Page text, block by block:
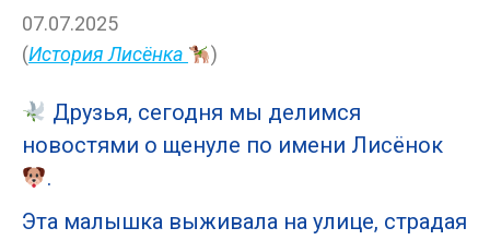
07.07.2025
(История Лисёнка )
Друзья, сегодня мы делимся
новостями о щенуле по имени Лисёнок
.
Эта малышка выживала на улице, страдая